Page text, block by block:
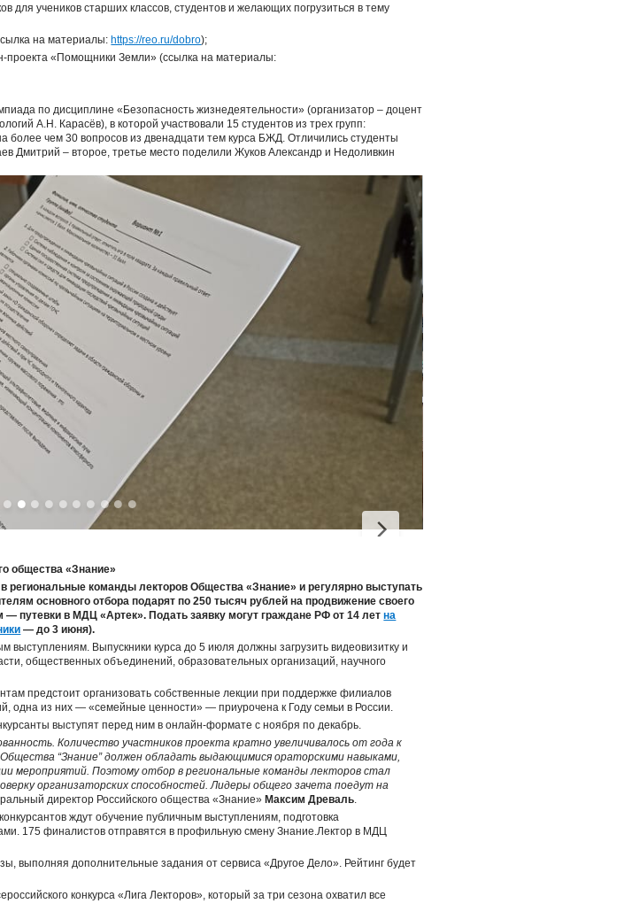
для учеников старших классов, студентов и желающих погрузиться в тему
на материалы:https://reo.ru/dobro);
проекта «Помощники Земли» (ссылка на материалы:
по дисциплине «Безопасность жизнедеятельности» (организатор – доцент
А.Н. Карасёв), в которой участвовали 15 студентов из трех групп:
чем 30 вопросов из двенадцати тем курса БЖД. Отличились студенты
Дмитрий – второе, третье место поделили Жуков Александр и Недоливкин
общества «Знание»
региональные команды лекторов Общества «Знание» и регулярно выступать
основного отбора подарят по 250 тысяч рублей на продвижение своего
— путевки в МДЦ «Артек». Подать заявку могут граждане РФ от 14 летна
— до 3 июня).
выступлениям. Выпускники курса до 5 июля должны загрузить видеовизитку и
общественных объединений, образовательных организаций, научного
предстоит организовать собственные лекции при поддержке филиалов
одна из них — «семейные ценности» — приурочена к Году семьи в России.
выступят перед ним в онлайн-формате с ноября по декабрь.
Количество участников проекта кратно увеличивалось от года к
“Знание” должен обладать выдающимися ораторскими навыками,
мероприятий. Поэтому отбор в региональные команды лекторов стал
организаторских способностей. Лидеры общего зачета поедут на
директор Российского общества «Знание»Максим Древаль
ждут обучение публичным выступлениям, подготовка
175 финалистов отправятся в профильную смену Знание.Лектор в МДЦ
выполняя дополнительные задания от сервиса «Другое Дело». Рейтинг будет
конкурса «Лига Лекторов», который за три сезона охватил все